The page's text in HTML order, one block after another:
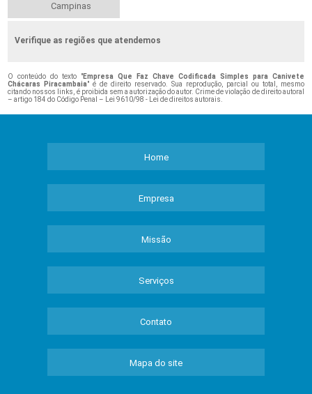
Campinas
Verifique as regiões que atendemos
O conteúdo do texto "Empresa Que Faz Chave Codificada Simples para Canivete
Chácaras Piracambaia" é de direito reservado. Sua reprodução, parcial ou total, mesmo
citando nossos links, é proibida sem a autorização do autor. Crime de violação de direito autoral
– artigo 184 do Código Penal –
Lei 9610/98 - Lei de direitos autorais
Home
Empresa
Missão
Serviços
Contato
Mapa do site